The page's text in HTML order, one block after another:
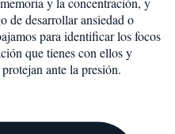
de desarrollar ansiedad o
para identificar los focos
que tienes con ellos y
ante la presión.